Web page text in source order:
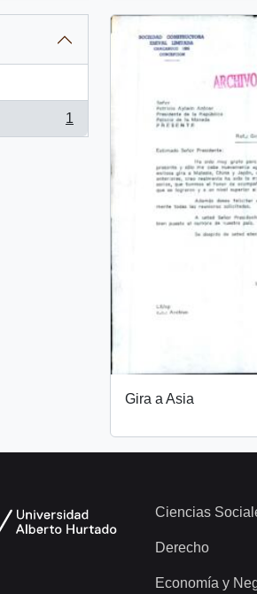
1
Gira a Asia
Ciencias
Derecho
Economía y